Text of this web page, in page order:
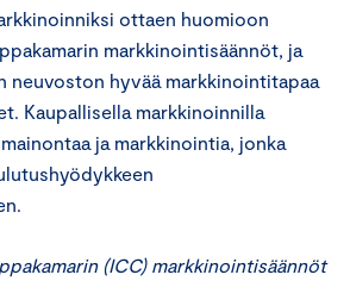
ottaen huomioon
markkinointisäännöt, ja
neuvoston hyvää markkinointitapaa
Kaupallisella markkinoinnilla
ja markkinointia, jonka
(ICC) markkinointisäännöt